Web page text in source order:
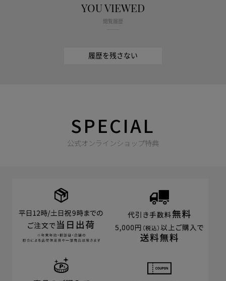
YOU VIEWED
閲覧履歴
履歴を残さない
SPECIAL
公式オンラインショップ特典